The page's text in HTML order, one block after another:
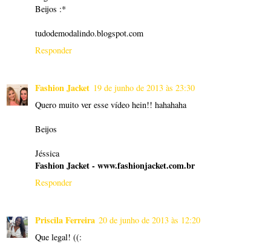
Beijos :*
tudodemodalindo.blogspot.com
Responder
Fashion Jacket 19 de junho de 2013 às 23:30
Quero muito ver esse vídeo hein!! hahahaha
Beijos
Jéssica
Fashion Jacket - www.fashionjacket.com.br
Responder
Priscila Ferreira 20 de junho de 2013 às 12:20
Que legal! ((: